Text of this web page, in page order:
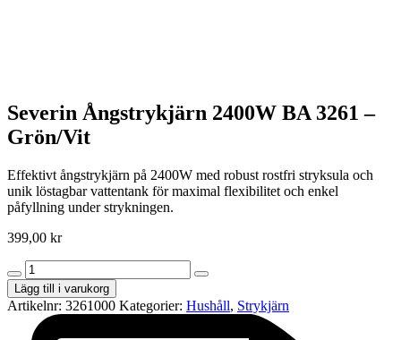
Severin Ångstrykjärn 2400W BA 3261 –
Grön/Vit
Effektivt ångstrykjärn på 2400W med robust rostfri stryksula och
unik löstagbar vattentank för maximal flexibilitet och enkel
påfyllning under strykningen.
399,00 kr
Severin
Ångstrykjärn
2400W
BA
3261
Lägg till i varukorg
Artikelnr: 3261000 Kategorier: Hushåll, Strykjärn